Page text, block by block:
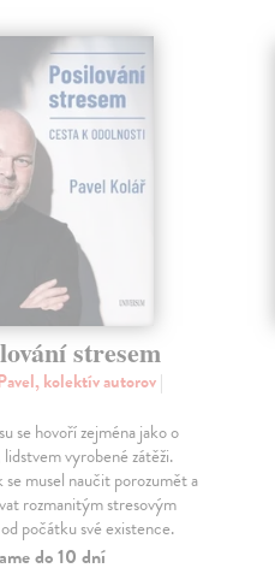
stresem
kolektív autorov|
se hovoří zejména jako o
vyrobené zátěži.
se musel naučit porozumět a
rozmanitým stresovým
počátku své existence.
do 10 dní